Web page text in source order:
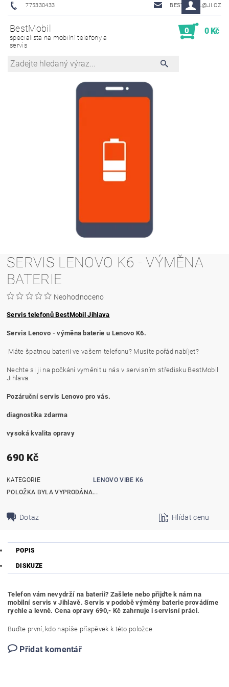
775330433 BESTMOBIL@JI.CZ
BestMobil
specialista na mobilní telefony a
servis
0 0 Kč
SERVIS LENOVO K6 - VÝMĚNA
BATERIE
Neohodnoceno
Servis telefonů BestMobil Jihlava
Servis Lenovo - výměna baterie u Lenovo K6.
Máte špatnou baterii ve vašem telefonu? Musíte pořád nabíjet?
Nechte si ji na počkání vyměnit u nás v servisním středisku BestMobil
Jihlava.
Pozáruční servis Lenovo pro vás.
diagnostika zdarma
vysoká kvalita opravy
690 Kč
KATEGORIE
LENOVO VIBE K6
POLOŽKA BYLA VYPRODÁNA...
Dotaz Hlídat cenu
POPIS
DISKUZE
Telefon vám nevydrží na baterii? Zašlete nebo přijďte k nám na
mobilní servis v Jihlavě. Servis v podobě výměny baterie provádíme
rychle a levně. Cena opravy 690,- Kč zahrnuje i servisní práci.
Buďte první, kdo napíše příspěvek k této položce.
Přidat komentář